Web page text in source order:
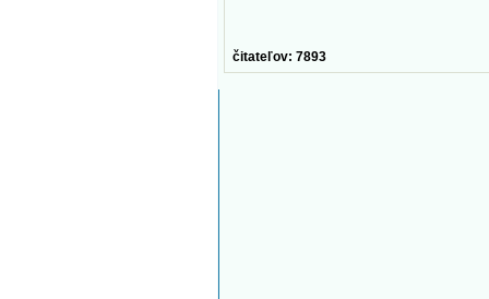
čitateľov: 7893